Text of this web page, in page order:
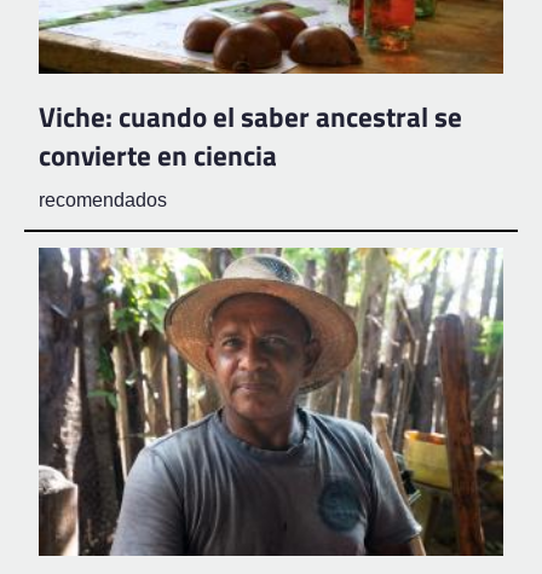
Viche: cuando el saber ancestral se
convierte en ciencia
recomendados